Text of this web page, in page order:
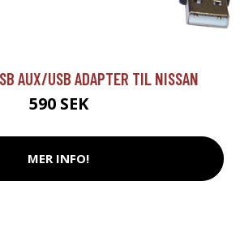
AUX/USB ADAPTER TIL NISSAN
590 SEK
MER INFO!